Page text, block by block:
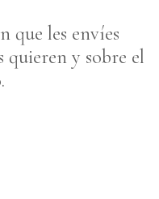
que les envíes
y sobre el